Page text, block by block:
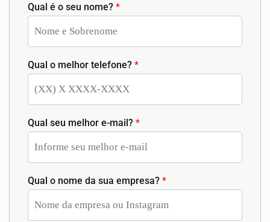
Qual é o seu nome? *
Qual o melhor telefone? *
Qual seu melhor e-mail? *
Qual o nome da sua empresa? *